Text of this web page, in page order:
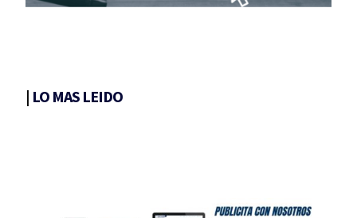
| LO MAS LEIDO